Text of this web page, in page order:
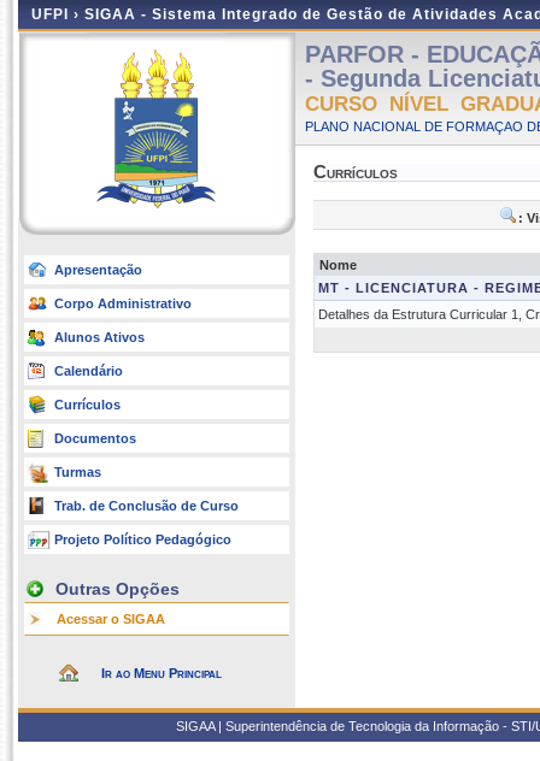
UFPI › SIGAA - Sistema Integrado de Gestão de Atividades
Apresentação
Corpo Administrativo
Alunos Ativos
Calendário
Currículos
Documentos
Turmas
Trab. de Conclusão de Curso
Projeto Político Pedagógico
Outras Opções
Acessar o SIGAA
Ir ao Menu Principal
PARFOR -
- Segunda
CURSO NÍVEL
PLANO NACIONAL DE FORMAÇAO
Currículos
:
Nome
MT - LICENCIATURA -
Detalhes da Estrutura Curricular 1,
SIGAA | Superintendência de Tecnologia da Informação -